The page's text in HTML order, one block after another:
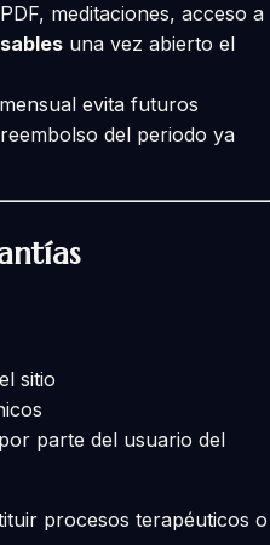
meditaciones, acceso a
una vez abierto el
evita futuros
del periodo ya
sitio
parte del usuario del
procesos terapéuticos o